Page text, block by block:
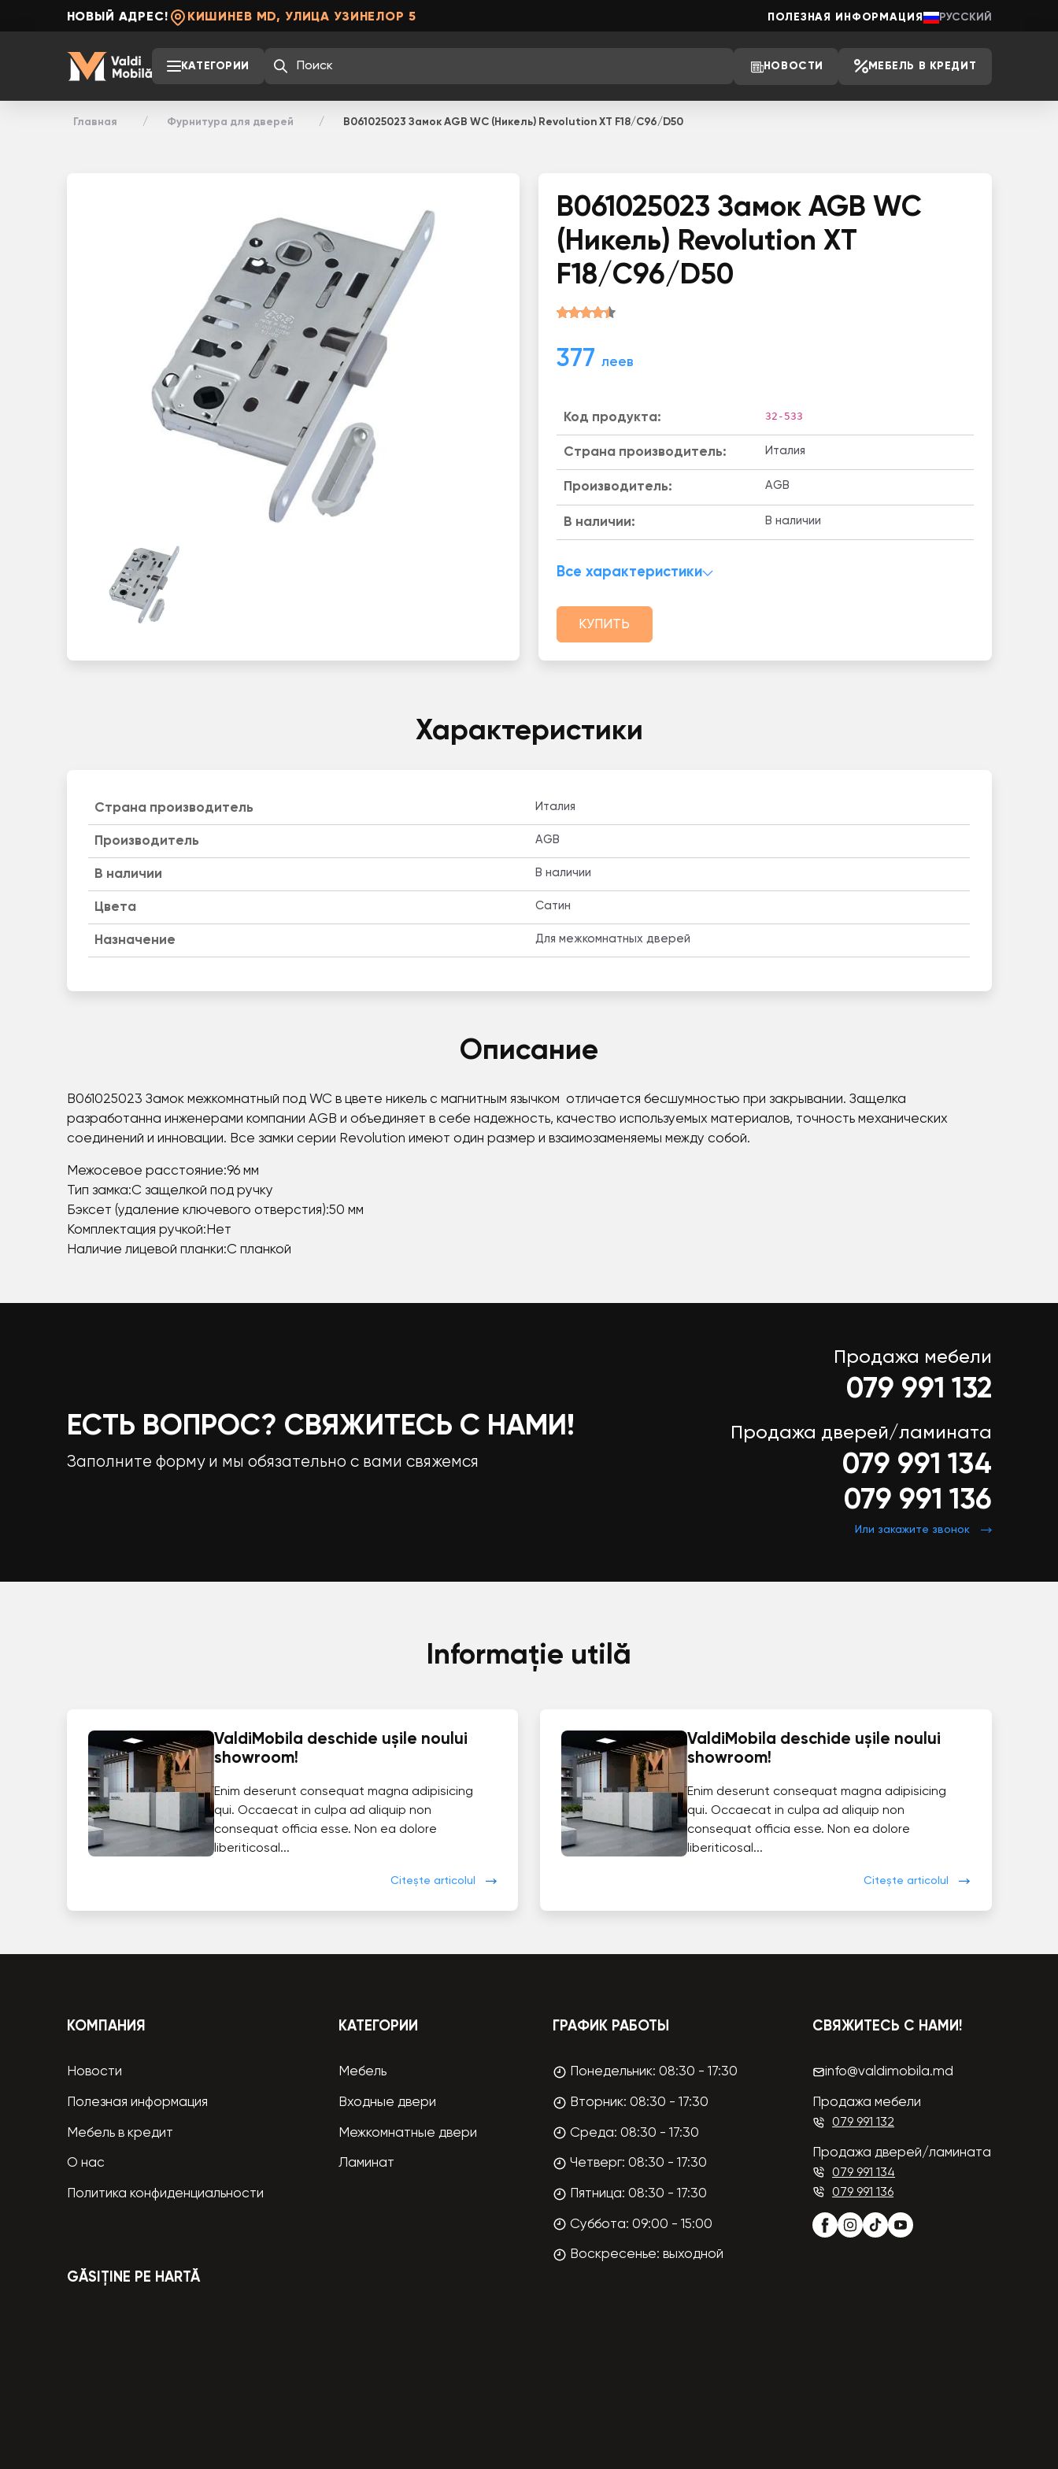
НОВЫЙ АДРЕС! КИШИНЕВ MD, УЛИЦА УЗИНЕЛОР 5 ПОЛЕЗНАЯ ИНФОРМАЦИЯ РУССКИЙ
КАТЕГОРИИ НОВОСТИ МЕБЕЛЬ В КРЕДИТ
Главная Фурнитура для дверей B061025023 Замок AGB WC (Никель) Revolution XT F18/C96/D50
B061025023 Замок AGB WC
(Никель) Revolution XT
F18/C96/D50
377 леев
Код продукта: 32-533
Страна производитель: Италия
Производитель: AGB
B наличии: В наличии
Все характеристики
КУПИТЬ
Характеристики
Страна производитель Италия
Производитель AGB
B наличии В наличии
Цвета Сатин
Назначение Для межкомнатных дверей
Описание
B061025023 Замок межкомнатный под WC в цвете никель с магнитным язычком отличается бесшумностью при закрывании. Защелка
разработанна инженерами компании AGB и объединяет в себе надежность, качество используемых материалов, точность механических
соединений и инновации. Все замки серии Revolution имеют один размер и взаимозаменяемы между собой.
Межосевое расстояние:96 мм
Тип замка:С защелкой под ручку
Бэксет (удаление ключевого отверстия):50 мм
Комплектация ручкой:Нет
Наличие лицевой планки:С планкой
ЕСТЬ ВОПРОС? СВЯЖИТЕСЬ С НАМИ!
Заполните форму и мы обязательно с вами свяжемся
Продажа мебели
079 991 132
Продажа дверей/ламината
079 991 134
079 991 136
Или закажите звонок
Informație utilă
ValdiMobila deschide ușile noului
showroom!
Enim deserunt consequat magna adipisicing
qui. Occaecat in culpa ad aliquip non
consequat officia esse. Non ea dolore
liberiticosal...
Citește articolul
ValdiMobila deschide ușile noului
showroom!
Enim deserunt consequat magna adipisicing
qui. Occaecat in culpa ad aliquip non
consequat officia esse. Non ea dolore
liberiticosal...
Citește articolul
КОМПАНИЯ
Новости
Полезная информация
Мебель в кредит
О нас
Политика конфиденциальности
КАТЕГОРИИ
Мебель
Входные двери
Межкомнатные двери
Ламинат
ГРАФИК РАБОТЫ
Понедельник: 08:30 - 17:30
Вторник: 08:30 - 17:30
Среда: 08:30 - 17:30
Четверг: 08:30 - 17:30
Пятница: 08:30 - 17:30
Суббота: 09:00 - 15:00
Воскресенье: выходной
СВЯЖИТЕСЬ С НАМИ!
info@valdimobila.md
Продажа мебели
079 991 132
Продажа дверей/ламината
079 991 134
079 991 136
GĂSIȚINE PE HARTĂ